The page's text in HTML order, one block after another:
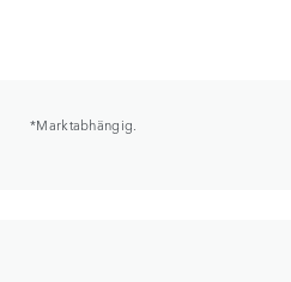
*Marktabhängig.